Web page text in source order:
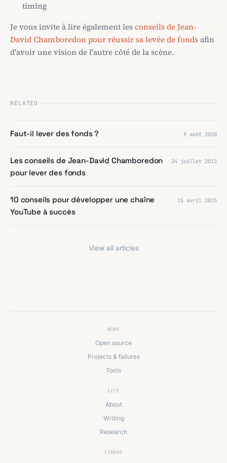
timing
Je vous invite à lire également lesconseils de Jean-
David Chamboredon pour réussir sa levée de fondsafin
d'avoir une vision de l'autre côté de la scène.
RELATED
Faut-il lever des fonds ? 9 août 2020
Les conseils de Jean-David Chamboredon
pour lever des fonds
24 juillet 2013
10 conseils pour développer une chaîne
YouTube à succès
15 avril 2015
View all articles
WORK
Open source
Projects & failures
Tools
SITE
About
Writing
Research
CINEMA